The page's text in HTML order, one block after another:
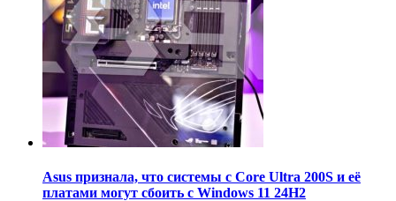
Asus признала, что системы с Core Ultra 200S и её
платами могут сбоить с Windows 11 24H2